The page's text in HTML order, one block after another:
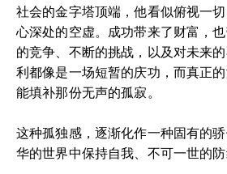
社会的金字塔顶端，他看似俯视一
心深处的空虚。成功带来了财富，
的竞争、不断的挑战，以及对未来
利都像是一场短暂的庆功，而真正
能填补那份无声的孤寂。
这种孤独感，逐渐化作一种固有的
华的世界中保持自我、不可一世的防